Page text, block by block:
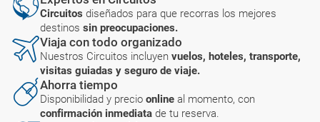
Circuitos diseñados para que recorras los mejores
destinos sin preocupaciones.
Viaja con todo organizado
Nuestros Circuitos incluyen vuelos, hoteles, transporte,
visitas guiadas y seguro de viaje.
Ahorra tiempo
Disponibilidad y precio online al momento, con
confirmación inmediata de tu reserva.